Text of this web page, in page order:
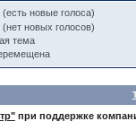
новые голоса)
новых голосов)
тема
при поддержке